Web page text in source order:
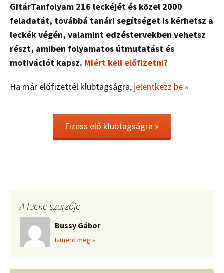
GitárTanfolyam 216 leckéjét és közel 2000
feladatát, továbbá tanári segítséget is kérhetsz a
leckék végén, valamint edzéstervekben vehetsz
részt, amiben folyamatos útmutatást és
motivációt kapsz. Miért kell előfizetni?
Ha már előfizettél klubtagságra, jelentkezz be »
Fizess elő klubtagságra »
A lecke szerzője
Bussy Gábor
Ismerd meg »